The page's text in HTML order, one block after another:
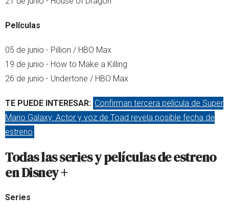
Películas
05 de junio - Pillion / HBO Max
19 de junio - How to Make a Killing
26 de junio - Undertone / HBO Max
TE PUEDE INTERESAR: Confirman tercera película de Super
Mario Galaxy: Actor y voz de Toad revela posible fecha de
estreno
Todas las series y películas de estreno
en Disney +
Series